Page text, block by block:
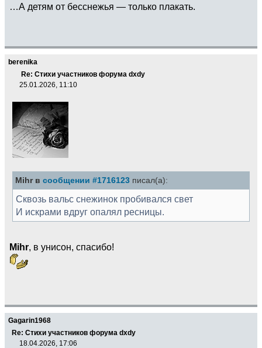
…А детям от бесснежья — только плакать.
berenika
Re: Стихи участников форума dxdy
25.01.2026, 11:10
Mihr в сообщении #1716123 писал(а):
Сквозь вальс снежинок пробивался свет
И искрами вдруг опалял ресницы.
Mihr, в унисон, спасибо!
Gagarin1968
Re: Стихи участников форума dxdy
18.04.2026, 17:06